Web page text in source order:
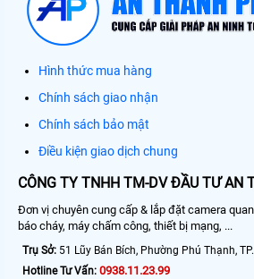
Hình thức mua hàng
Chính sách giao nhận
Chính sách bảo mật
Điều kiện giao dịch chung
CÔNG TY TNHH TM-DV ĐẦU TƯ AN
Đơn vị chuyên cung cấp & lắp đặt camera
báo cháy, máy chấm công, thiết bị mạng, ...
Trụ Sở: 51 Lũy Bán Bích, Phường Phú Thạnh,
Hotline Tư Vấn: 0938.11.23.99